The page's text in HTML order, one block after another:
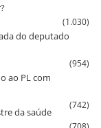
(1.030)
do deputado
(954)
ao PL com
(742)
da saúde